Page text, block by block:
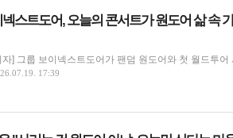
스트도어, 오늘의 콘서트가 원도어 삶 속
] 그룹 보이넥스트도어가 팬덤 원도어와 첫 월드투어
17:39